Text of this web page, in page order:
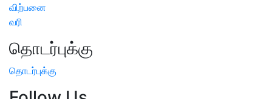
விற்பனை
வரி
தொடர்புக்கு
தொடர்புக்கு